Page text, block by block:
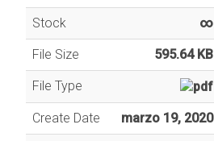
Stock ∞
File Size 595.64 KB
File Type
Create Date marzo 19, 2020